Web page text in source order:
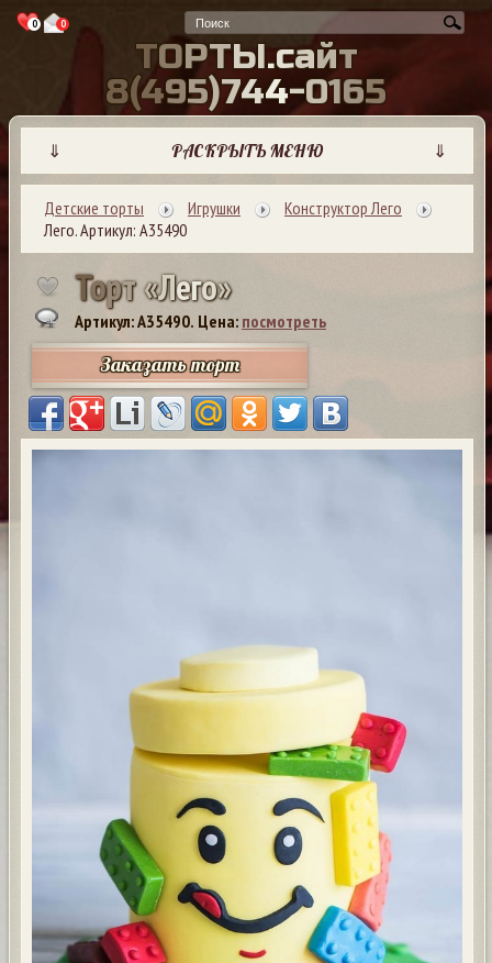
0 0
ТОРТЫ.сайт
8(495)744-0165
⇓ РАСКРЫТЬ МЕНЮ ⇓
Детские торты Игрушки
Конструктор Лего
Лего. Артикул: А35490
Торт«Лего»
Артикул: A35490. Цена: посмотреть
Заказать торт